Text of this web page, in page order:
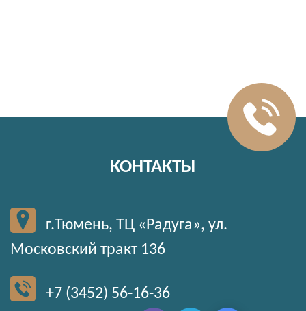
КОНТАКТЫ
г.Тюмень, ТЦ «Радуга», ул.
Московский тракт 136
+7 (3452) 56-16-36